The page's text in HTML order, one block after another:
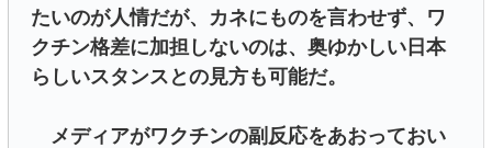
たいのが人情だが、カネにものを言わせず、ワ
クチン格差に加担しないのは、奥ゆかしい日本
らしいスタンスとの見方も可能だ。
メディアがワクチンの副反応をあおっておい